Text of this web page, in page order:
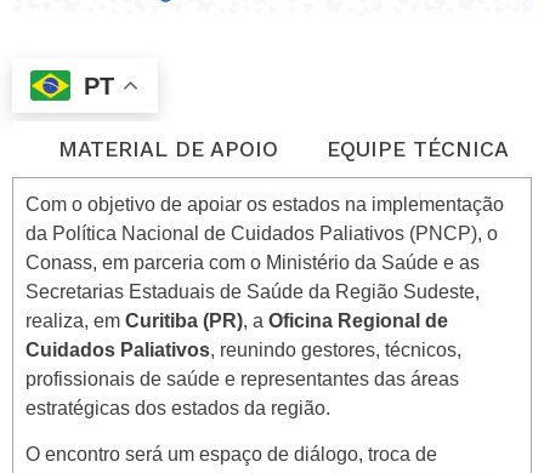
PT
MATERIAL DE APOIO EQUIPE TÉCNICA
Com o objetivo de apoiar os estados na implementação
da Política Nacional de Cuidados Paliativos (PNCP), o
Conass, em parceria com o Ministério da Saúde e as
Secretarias Estaduais de Saúde da Região Sudeste,
realiza, em Curitiba (PR), a Oficina Regional de
Cuidados Paliativos, reunindo gestores, técnicos,
profissionais de saúde e representantes das áreas
estratégicas dos estados da região.
O encontro será um espaço de diálogo, troca de